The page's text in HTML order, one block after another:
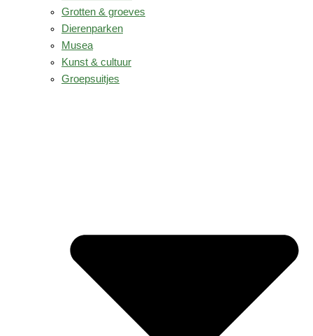
Grotten & groeves
Dierenparken
Musea
Kunst & cultuur
Groepsuitjes